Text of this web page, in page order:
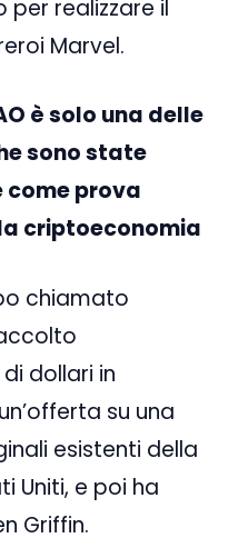
per realizzare il
Marvel.
è solo una delle
sono state
prova
criptoeconomia
chiamato
dollari in
su una
esistenti della
Uniti, e poi ha
Griffin.